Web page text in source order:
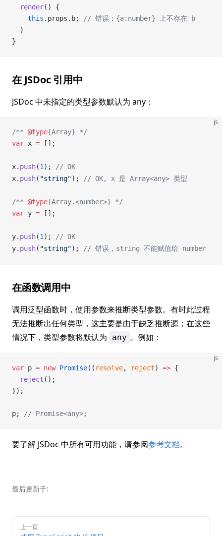
  render
() {
    this
.props.b;
// 错误：{a:number} 上不存在 b
  }
}
在 JSDoc 引用中
JSDoc 中未指定的类型参数默认为 any：
js
/** @type{Array} */
var x = [];
x. push(1 );
// OK
x. push( "string"); // OK, x 是 Array<any> 类型
/** @type{Array.<number>} */
var y = [];
y. push(1 );
// OK
y. push( "string"); // 错误，string 不能赋值给 number
在函数调用中
调用泛型函数时，使用参数来推断类型参数。有时此过程
无法推断出任何类型，这主要是由于缺乏推断源；在这些
情况下，类型参数将默认为
any 。例如：
js
var p = new Promise(( resolve, reject) => {
  reject
();
});
p; // Promise<any>;
要了解 JSDoc 中所有可用功能，请参阅参考文档。
最后更新于:
Pager
上一页